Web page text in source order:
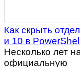
Как скрыть
и 10 в PowerShell
Несколько лет
официальную